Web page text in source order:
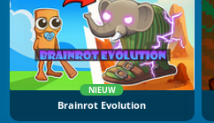
NIEUW
Brainrot Evolution